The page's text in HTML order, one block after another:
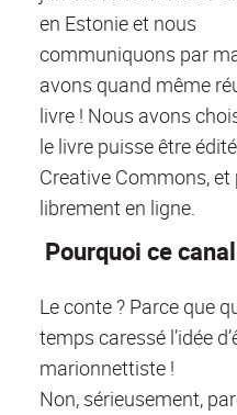
en Estonie et nous
communiquons par
avons quand même
livre ! Nous avons
le livre puisse être
Creative Commons,
librement en ligne.
Pourquoi ce
Le conte ? Parce que
temps caressé l’idée
marionnettiste !
Non, sérieusement,